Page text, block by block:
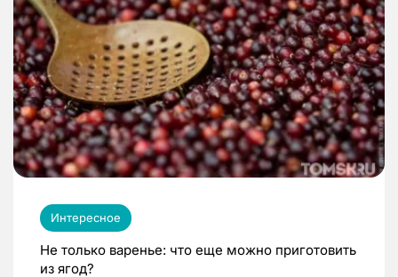
Интересное
Не только варенье: что еще можно приготовить
из ягод?